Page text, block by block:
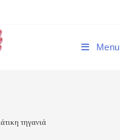
Menu
τηγανιά